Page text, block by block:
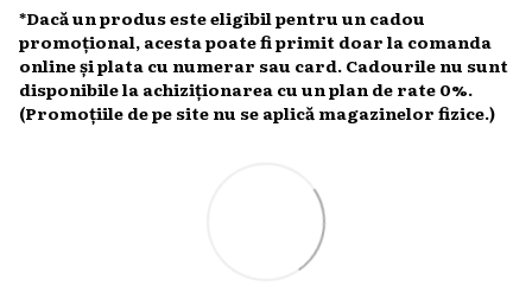
*Dacă un produs este eligibil pentru un cadou
promoțional, acesta poate fi primit doar la comanda
online și plata cu numerar sau card. Cadourile nu sunt
disponibile la achiziționarea cu un plan de rate 0%.
(Promoțiile de pe site nu se aplică magazinelor fizice.)